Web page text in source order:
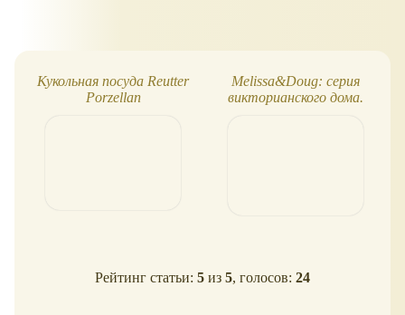
Кукольная посуда Reutter
Porzellan
Melissa&Doug: серия
викторианского дома.
Рейтинг статьи: 5 из 5, голосов: 24